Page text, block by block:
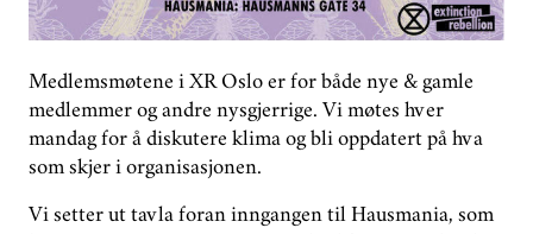
STØTT OSS
PLAN FOR UTFASING NÅ
ENGELSK
Medlemsmøtene i XR Oslo er for både nye & gamle
medlemmer og andre nysgjerrige. Vi møtes hver
mandag for å diskutere klima og bli oppdatert på hva
som skjer i organisasjonen.
Vi setter ut tavla foran inngangen til Hausmania, som